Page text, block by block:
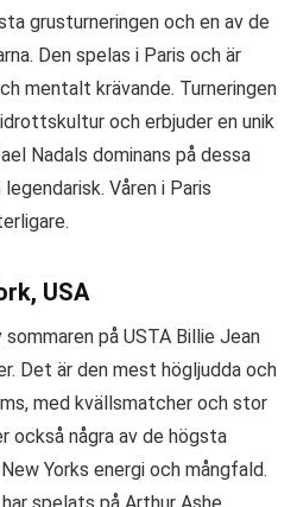
grusturneringen och en av de
Den spelas i Paris och är
mentalt krävande. Turneringen
och erbjuder en unik
Nadals dominans på dessa
Våren i Paris
USA
på USTA Billie Jean
Det är den mest högljudda och
med kvällsmatcher och stor
också några av de högsta
Yorks energi och mångfald.